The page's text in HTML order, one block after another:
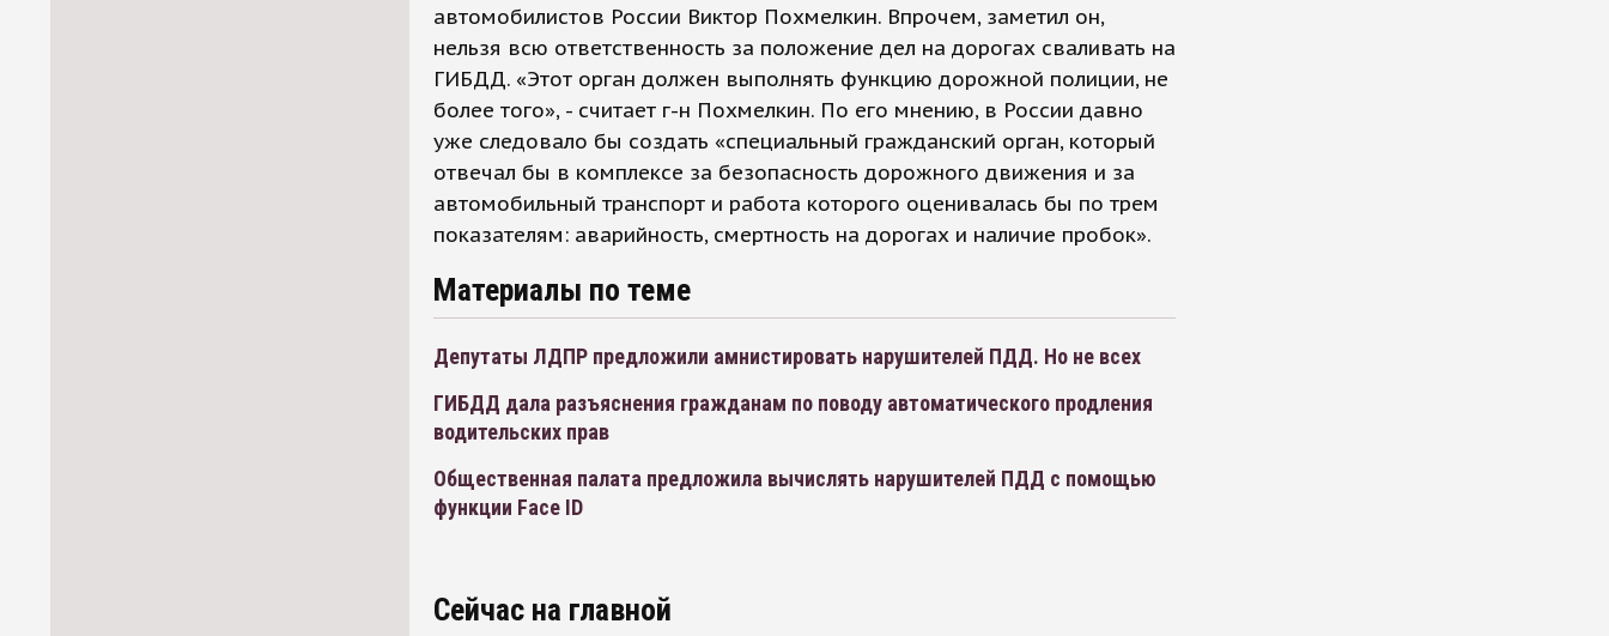
автомобилистов России Виктор Похмелкин. Впрочем, заметил он,
нельзя всю ответственность за положение дел на дорогах сваливать на
ГИБДД. «Этот орган должен выполнять функцию дорожной полиции, не
более того», - считает г-н Похмелкин. По его мнению, в России давно
уже следовало бы создать «специальный гражданский орган, который
отвечал бы в комплексе за безопасность дорожного движения и за
автомобильный транспорт и работа которого оценивалась бы по трем
показателям: аварийность, смертность на дорогах и наличие пробок».
Материалы по теме
Депутаты ЛДПР предложили амнистировать нарушителей ПДД. Но не всех
ГИБДД дала разъяснения гражданам по поводу автоматического продления
водительских прав
Общественная палата предложила вычислять нарушителей ПДД с помощью
функции Face ID
Сейчас на главной